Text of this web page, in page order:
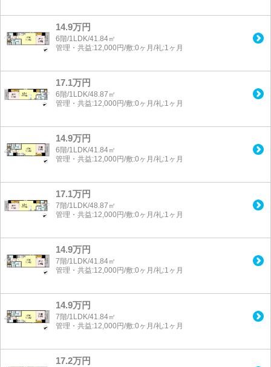
14.9万円
6階/1LDK/41.84㎡
管理・共益:12,000円/敷:0ヶ月/礼:1ヶ月
17.1万円
6階/1LDK/48.87㎡
管理・共益:12,000円/敷:0ヶ月/礼:1ヶ月
14.9万円
6階/1LDK/41.84㎡
管理・共益:12,000円/敷:0ヶ月/礼:1ヶ月
17.1万円
7階/1LDK/48.87㎡
管理・共益:12,000円/敷:0ヶ月/礼:1ヶ月
14.9万円
7階/1LDK/41.84㎡
管理・共益:12,000円/敷:0ヶ月/礼:1ヶ月
14.9万円
7階/1LDK/41.84㎡
管理・共益:12,000円/敷:0ヶ月/礼:1ヶ月
17.2万円